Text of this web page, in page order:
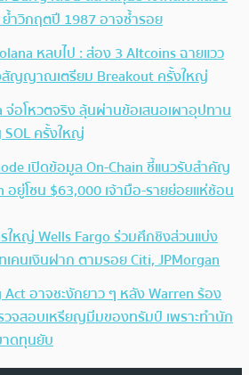
ำวิกฤตปี 1987 อาจซ้ำรอย
หลบไป : ส่อง 3 Altcoins ฉายแวว
สัญญาณเตรียม Breakout ครั้งใหญ่
จ่อโหวตจริง ลุ้นผ่านข้อเสนอเผาอุปทาน
ครั้งใหญ่
เปิดข้อมูล On-Chain ชี้แนวรับสำคัญ
อยู่โซน $63,000 เจ้ามือ-รายย่อยแห่ช้อน
ใหญ่ Wells Fargo ร่วมศึกชิงส่วนแบ่ง
เคนเงินฝาก ตามรอย Citi, JPMorgan
อาจชะงักยาว ๆ หลัง Warren ร้อง
วจสอบเหรียญมีมของทรัมป์ เพราะทำนัก
ดทุนยับ